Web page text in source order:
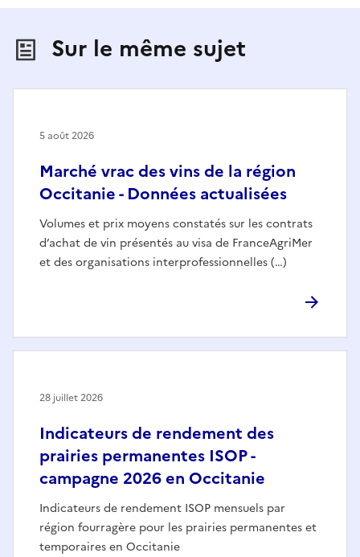
Sur le même sujet
Marché vrac des vins de la région
Occitanie - Données actualisées
Volumes et prix moyens constatés sur les contrats
d’achat de vin présentés au visa de FranceAgriMer
et des organisations interprofessionnelles (…)
5 août 2026
Indicateurs de rendement des
prairies permanentes ISOP -
campagne 2026 en Occitanie
Indicateurs de rendement ISOP mensuels par
région fourragère pour les prairies permanentes et
temporaires en Occitanie
28 juillet 2026